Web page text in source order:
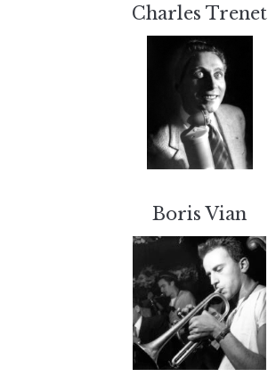
Charles Trenet
Boris Vian